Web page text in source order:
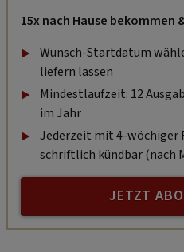
15x nach Hause bekommen
Wunsch-Startdatum
liefern lassen
Mindestlaufzeit: 12
im Jahr
Jederzeit mit 4-wöchiger
schriftlich kündbar (nach
JETZT